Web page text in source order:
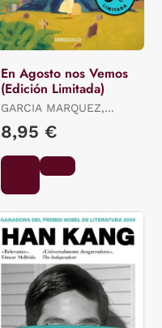
En Agosto nos Vemos
(Edición Limitada)
GARCIA MARQUEZ,
8,95 €